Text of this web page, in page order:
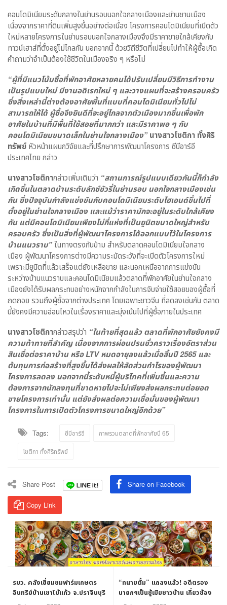
คอนโดมิเนียมระดับกลางในย่านรอบนอกใจกลางเมืองและย่านชานเมือง
เนื่องจากราคาที่ดินเพิ่มสูงขึ้นอย่างต่อเนื่อง โครงการคอนโดมิเนียมที่เปิดตัว
ใหม่หลายโครงการในย่านรอบนอกใจกลางเมืองจึงมีราคาขายใกล้เคียงกับ
ทาวน์เฮาส์ที่ตั้งอยู่ไม่ไกลกัน นอกจากนี้ ด้วยวิถีชีวิตที่เปลี่ยนไปทำให้ผู้ซื้อเกิด
คำถามว่าจำเป็นต้องใช้ชีวิตในเมืองจริง ๆ หรือไม่
“ผู้ที่มีแนวโน้มซื้อที่พักอาศัยหลายคนได้ปรับเปลี่ยนมีวิธีการทำงาน
เป็นรูปแบบใหม่ มีงานอดิเรกใหม่ ๆ และวางแผนที่จะสร้างครอบครัว
ซึ่งสิ่งเหล่านี้ต่างต้องอาศัยพื้นที่แบบที่คอนโดมิเนียมทั่วไปไม่
สามารถให้ได้ ผู้ซื้อจึงยินดีที่จะอยู่ไกลจากตัวเมืองมากขึ้นเพื่อพัก
อาศัยในบ้านที่มีพื้นที่ใช้สอยที่มากกว่า และมีราคาพอ ๆ กับ
คอนโดมิเนียมขนาดเล็กในย่านใจกลางเมือง” นางสาวโชติกา ทั้งศิริ
ทรัพย์ หัวหน้าแผนกวิจัยและที่ปรึกษาการพัฒนาโครงการ ซีบีอาร์อี
ประเทศไทย กล่าว
นางสาวโชติกากล่าวเพิ่มเติมว่า “สถานการณ์รูปแบบเดียวกันนี้ก็กำลัง
เกิดขึ้นในตลาดบ้านระดับลักซ์ชัวรี่ในย่านรอบ นอกใจกลางเมืองเช่น
กัน ซึ่งปัจจุบันกำลังแข่งขันกับคอนโดมิเนียมระดับไฮเอนด์ขึ้นไปที่
ตั้งอยู่ในย่านใจกลางเมือง และแม้ว่าราคามักจะอยู่ในระดับใกล้เคียง
กัน แต่มีคอนโดมิเนียมเพียงไม่กี่แห่งที่เป็นยูนิตขนาดใหญ่สำหรับ
ครอบครัว ซึ่งเป็นสิ่งที่ผู้พัฒนาโครงการได้ออกแบบไว้ในโครงการ
บ้านแนวราบ”ในทางตรงกันข้าม สำหรับตลาดคอนโดมิเนียมใจกลาง
เมือง ผู้พัฒนาโครงการต่างมีความระมัดระวังที่จะเปิดตัวโครงการใหม่
เพราะมียูนิตที่แล้วเสร็จแต่ยังเหลือขาย และนอกเหนือจากการแข่งขัน
ระหว่างบ้านแนวราบและคอนโดมิเนียมแล้วตลาดที่พักอาศัยในย่านใจกลาง
เมืองยังได้รับผลกระทบอย่างหนักจากกำลังในการจับจ่ายใช้สอยของผู้ซื้อที่
ถดถอย รวมถึงผู้ซื้อจากต่างประเทศ โดยเฉพาะชาวจีน ที่ลดลงเช่นกัน ตลาด
นี้ยังคงมีความอ่อนไหวในเรื่องราคาและมุ่งเน้นไปที่ผู้ซื้อภายในประเทศ
นางสาวโชติกากล่าวสรุปว่า “ในท้ายที่สุดแล้ว ตลาดที่พักอาศัยยังคงมี
ความท้าทายที่สำคัญ เนื่องจากการผ่อนปรนชั่วคราวเรื่องอัตราส่วน
สินเชื่อต่อราคาบ้าน หรือLTVหมดอายุลงแล้วเมื่อสิ้นปี 2565 และ
ต้นทุนการก่อสร้างที่สูงขึ้นได้ส่งผลให้สัดส่วนกำไรของผู้พัฒนา
โครงการลดลง นอกจากนี้ระดับหนี้ผู้บริโภคที่เพิ่มขึ้นและความ
ต้องการจากนักลงทุนที่ขาดหายไปจะไม่เพียงส่งผลกระทบต่อยอด
ขายโครงการเท่านั้น แต่ยังส่งผลต่อความเชื่อมั่นของผู้พัฒนา
โครงการในการเปิดตัวโครงการขนาดใหญ่อีกด้วย”
Tags: ซีบีอาร์อี ภาพรวมตลาดที่พักอาศัยปี 65
โชติกา ทั้งศิริทรัพย์
Share Post Share on Facebook
Copy Link
รมว. คลังเยี่ยมชมฟาร์มเกษตร
อินทรีย์บ้านเขาไม้แก้ว จ.ปราจีนบุรี
￼
“ทนายตั้ม” แถลงแล้ว! อดีตรอง
นายกฯเป็นชู้เมียชาวบ้าน เกี่ยวข้อง
กับมหาดไทย ชอบตีกอล์ฟ